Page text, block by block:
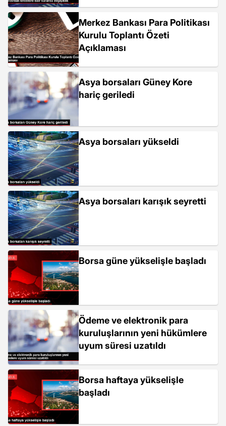
Merkez Bankası Para Politikası
Kurulu Toplantı Özeti
Açıklaması
Asya borsaları Güney Kore
hariç geriledi
Asya borsaları yükseldi
Asya borsaları karışık seyretti
Borsa güne yükselişle başladı
Ödeme ve elektronik para
kuruluşlarının yeni hükümlere
uyum süresi uzatıldı
Borsa haftaya yükselişle
başladı